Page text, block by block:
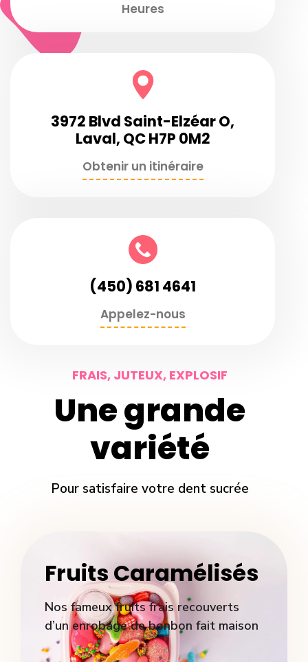
Heures
3972 Blvd Saint-Elzéar O,
Laval, QC H7P 0M2
Obtenir un itinéraire
(450) 681 4641
Appelez-nous
FRAIS, JUTEUX, EXPLOSIF
Une grande
variété
Pour satisfaire votre dent sucrée
Fruits Caramélisés​
Nos fameux fruits frais recouverts
d’un enrobage de bonbon fait maison